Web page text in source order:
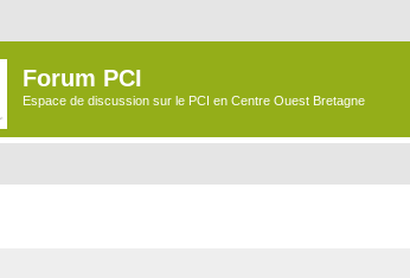
Forum PCI
Espace de discussion sur le PCI en Centre Ouest Bretagne